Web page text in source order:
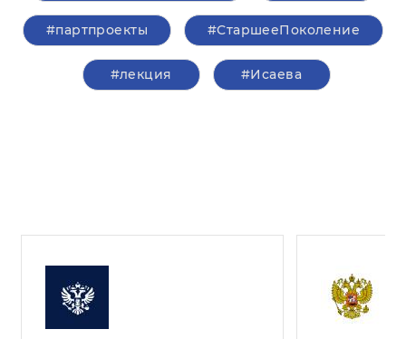
#партпроекты #СтаршееПоколение
#лекция #Исаева